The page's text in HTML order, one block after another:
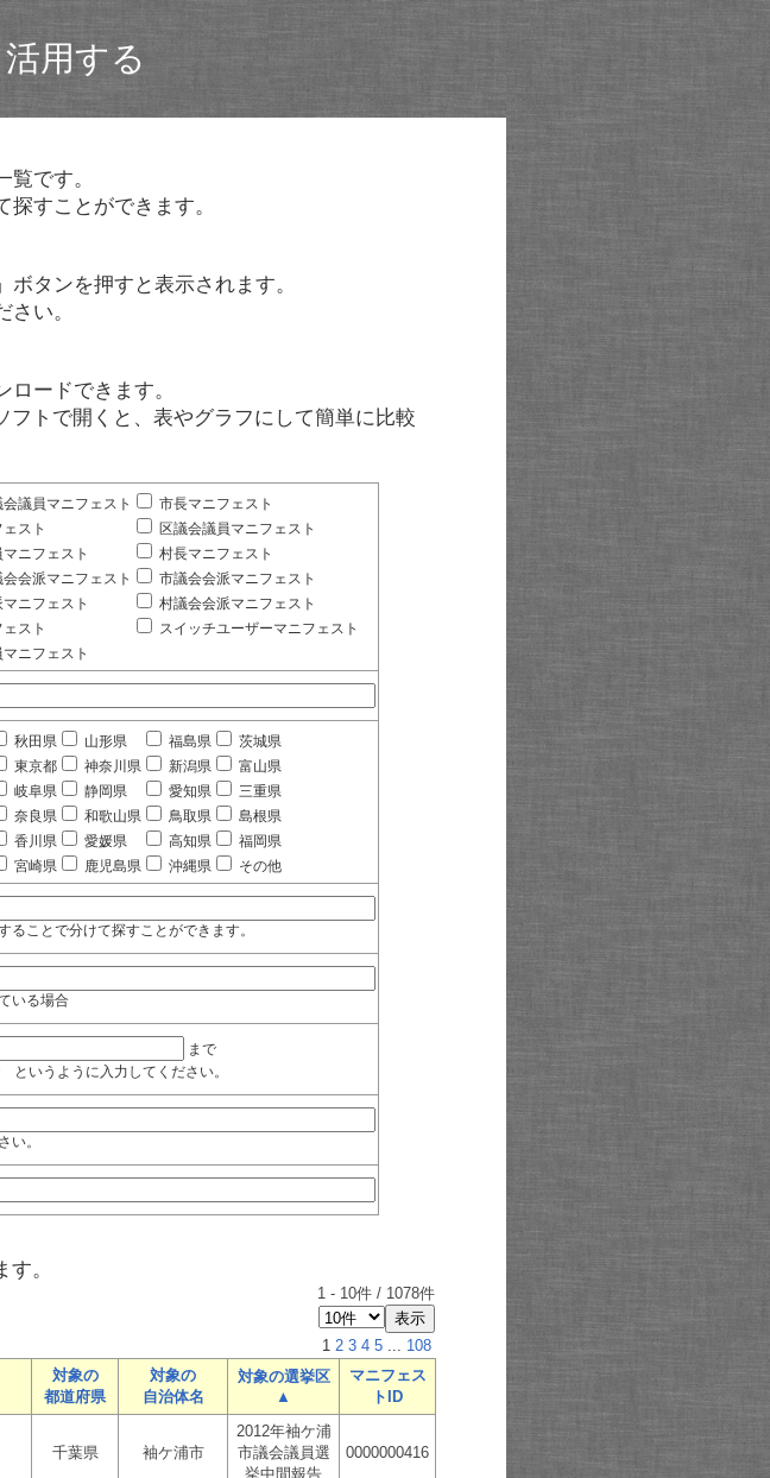
用する
です。
すことができます。
タンを押すと表示されます。
い。
ードできます。
トで開くと、表やグラフにして簡単に比較
議員マニフェスト
市長マニフェスト
スト
区議会議員マニフェスト
ニフェスト
村長マニフェスト
会派マニフェスト
市議会会派マニフェスト
ニフェスト
村議会会派マニフェスト
スト
スイッチユーザーマニフェスト
ニフェスト
秋田県 山形県 福島県
茨城県
東京都 神奈川県 新潟県
富山県
岐阜県 静岡県 愛知県
三重県
奈良県 和歌山県 鳥取県
島根県
香川県 愛媛県 高知県
福岡県
宮崎県 鹿児島県 沖縄県 その他
ことで分けて探すことができます。
いる場合
まで
いうように入力してください。
い。
。
1 - 10件 / 1078件
1 2 3 4 5 ... 108
対象の
都道府県
対象の
自治体名
対象の選挙区
▲
マニフェス
トID
千葉県 袖ケ浦市
2012年袖ケ浦
市議会議員選
挙中間報告
0000000416